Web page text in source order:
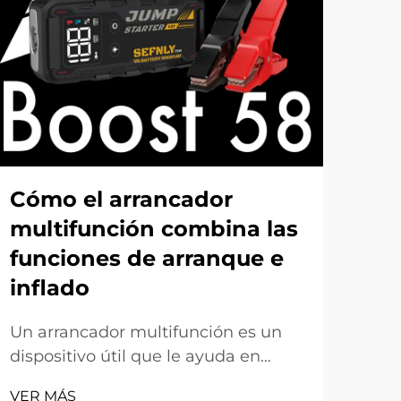
Cómo el arrancador
multifunción combina las
funciones de arranque e
inflado
Un arrancador multifunción es un
dispositivo útil que le ayuda en
VER MÁS